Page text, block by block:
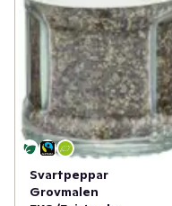
Svartpeppar
Grovmalen